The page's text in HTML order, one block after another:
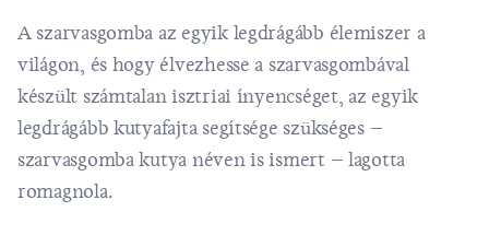
A szarvasgomba az egyik legdrágább élemiszer a
világon, és hogy élvezhesse a szarvasgombával
készült számtalan isztriai ínyencséget, az egyik
legdrágább kutyafajta segítsége szükséges –
szarvasgomba kutya néven is ismert – lagotta
romagnola.